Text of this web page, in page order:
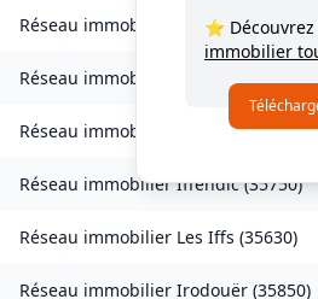
Réseau immobilier Hédé-Bazouges(
Réseau immobilier L'Hermitage(
Réseau immobilier 35120)
Réseau immobilierIffendic(35750)
Réseau immobilier Les Iffs (35630)
Réseau immobilier Irodouër (35850)
⭐
immobilier